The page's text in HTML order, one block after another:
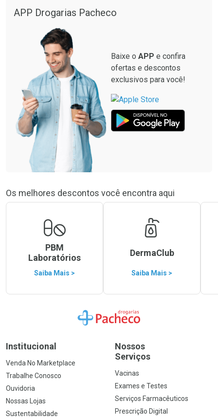
APP Drogarias Pacheco
Baixe o APP e confira
ofertas e descontos
exclusivos para você!
Os melhores descontos você encontra aqui
PBM
Laboratórios
Saiba Mais >
DermaClub
Saiba Mais >
Ir para a Home
Institucional
Venda No Marketplace
Trabalhe Conosco
Ouvidoria
Nossas Lojas
Sustentabilidade
Nossos
Serviços
Vacinas
Exames e Testes
Serviços Farmacêuticos
Prescrição Digital